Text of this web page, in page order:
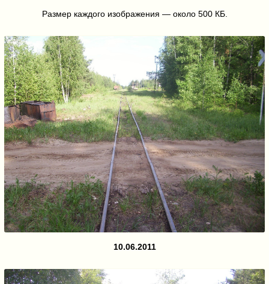
Размер каждого изображения — около 500 КБ.
10.06.2011